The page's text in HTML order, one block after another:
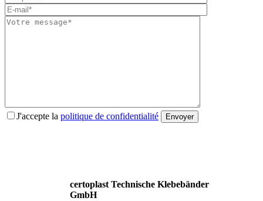
J'accepte la politique de confidentialité Envoyer
certoplast Technische Klebebänder
GmbH